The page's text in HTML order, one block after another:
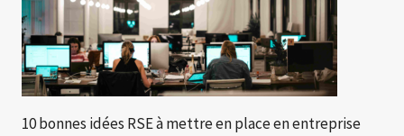
10 bonnes idées RSE à mettre en place en entreprise